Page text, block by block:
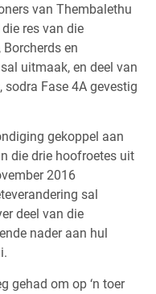
van Thembalethu
res van die
en
uitmaak, en deel van
Fase 4A gevestig
gekoppel aan
die drie hoofroetes uit
2016
sal
deel van die
nader aan hul
gehad om op ‘n toer